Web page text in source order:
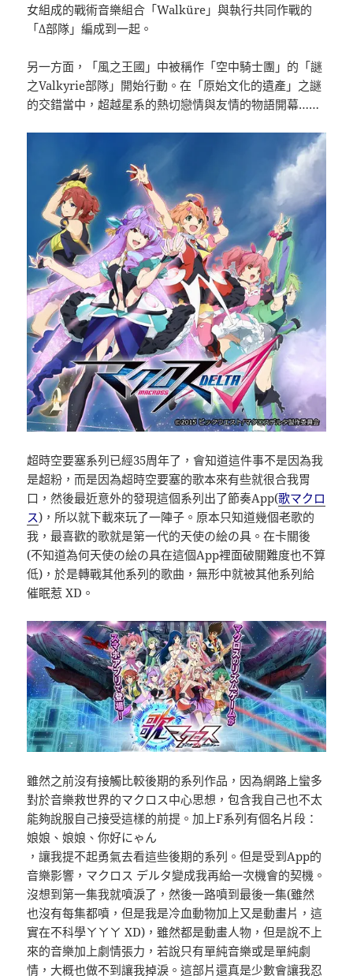
女組成的戰術音樂組合「Walküre」與執行共同作戰的
「Δ部隊」編成到一起。
另一方面，「風之王國」中被稱作「空中騎士團」的「謎
之Valkyrie部隊」開始行動。在「原始文化的遺產」之謎
的交錯當中，超越星系的熱切戀情與友情的物語開幕……
超時空要塞系列已經35周年了，會知道這件事不是因為我
是超粉，而是因為超時空要塞的歌本來有些就很合我胃
口，然後最近意外的發現這個系列出了節奏App(歌マクロ
ス)，所以就下載來玩了一陣子。原本只知道幾個老歌的
我，最喜歡的歌就是第一代的天使の絵の具。在卡關後
(不知道為何天使の絵の具在這個App裡面破關難度也不算
低)，於是轉戰其他系列的歌曲，無形中就被其他系列給
催眠惹 XD。
雖然之前沒有接觸比較後期的系列作品，因為網路上蠻多
對於音樂救世界的マクロス中心思想，包含我自己也不太
能夠說服自己接受這樣的前提。加上F系列有個名片段：
娘娘、娘娘、你好にゃん
，讓我提不起勇氣去看這些後期的系列。但是受到App的
音樂影響，マクロス デルタ變成我再給一次機會的契機。
沒想到第一集我就噴淚了，然後一路噴到最後一集(雖然
也沒有每集都噴，但是我是冷血動物加上又是動畫片，這
實在不科學ㄚㄚㄚ XD)，雖然都是動畫人物，但是說不上
來的音樂加上劇情張力，若說只有單純音樂或是單純劇
情，大概也做不到讓我掉淚。這部片還真是少數會讓我忍